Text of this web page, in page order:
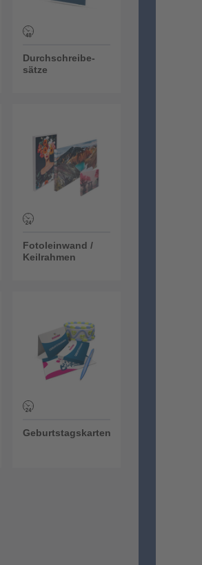
Durchschreibe-
sätze
Fotoleinwand /
Keilrahmen
Geburtstagskarten